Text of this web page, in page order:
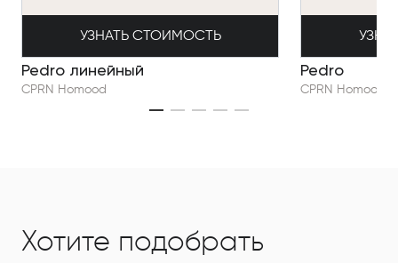
УЗНАТЬ СТОИМОСТЬ
Pedro линейный
CPRN Homood
Pedro
CPRN Homood
Хотите подобрать